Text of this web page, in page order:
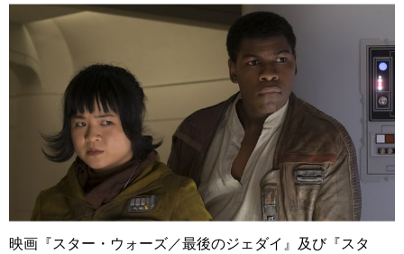
映画『スター・ウォーズ／最後のジェダイ』及び『スタ